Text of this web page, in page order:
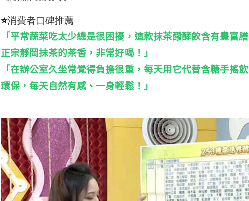
⭐消費者口碑推薦
「平常蔬菜吃太少總是很困擾，這款抹茶醱酵飲含有豐富
正宗靜岡抹茶的茶香，非常好喝！」
「在辦公室久坐常覺得負擔很重，每天用它代替含糖手搖
環保，每天自然有感、一身輕鬆！」